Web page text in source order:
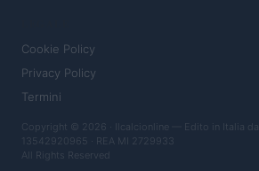
Cookie Policy
Privacy Policy
Termini
Copyright © 2026 · Ilcalcionline — Edito in Italia da
13542920965 · REA MI 2729933
All Rights Reserved